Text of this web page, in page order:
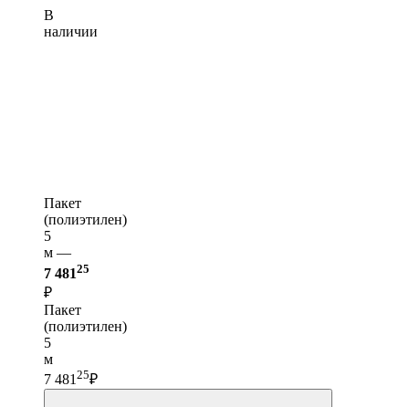
В
наличии
Пакет
(полиэтилен)
5
м —
7 48125
₽
Пакет
(полиэтилен)
5
м
7 481 25₽